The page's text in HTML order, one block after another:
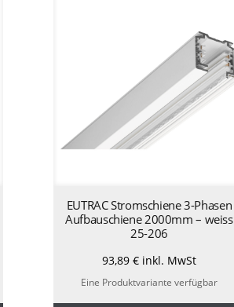
EUTRAC Stromschiene 3-Phasen
Aufbauschiene 2000mm – weiss
25-206
93,89 €inkl. MwSt
Eine Produktvariante verfügbar